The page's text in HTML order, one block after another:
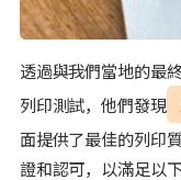
透過與我們當地的最
列印測試，他們發現
面提供了最佳的列印
證和認可，以滿足以